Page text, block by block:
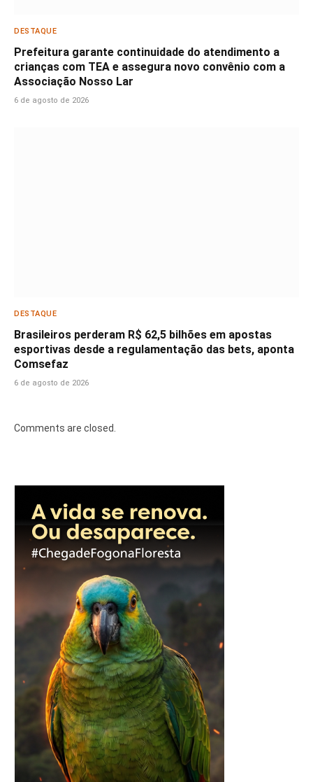
DESTAQUE
Prefeitura garante continuidade do atendimento a
crianças com TEA e assegura novo convênio com a
Associação Nosso Lar
6 de agosto de 2026
DESTAQUE
Brasileiros perderam R$ 62,5 bilhões em apostas
esportivas desde a regulamentação das bets, aponta
Comsefaz
6 de agosto de 2026
Comments are closed.